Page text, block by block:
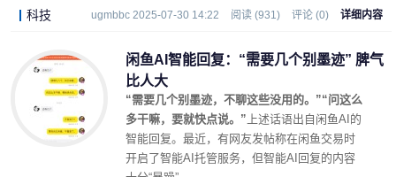
科技 ugmbbc 2025-07-30 14:22 阅读 (931) 评论 (0) 详细内容
闲鱼AI智能回复：“需要几个别墨迹” 脾气
比人大
“需要几个别墨迹，不聊这些没用的。”“问这么
多干嘛，要就快点说。” 上述话语出自闲鱼AI的
智能回复。 最近，有网友发帖称在闲鱼交易时
开启了智能AI托管服务，但智能AI回复的内容